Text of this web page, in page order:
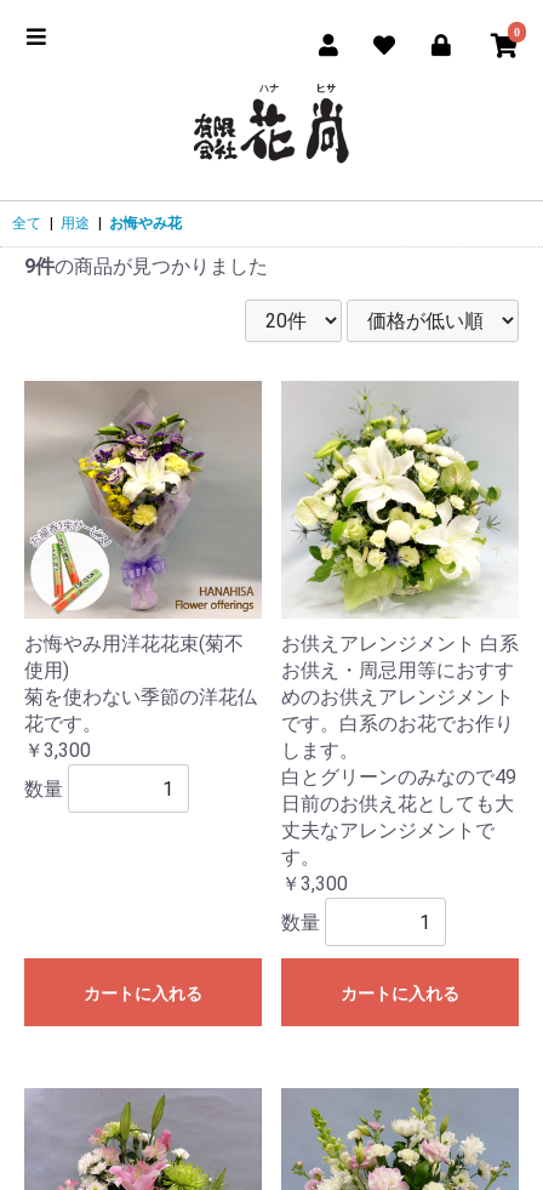
0
全て 用途 お悔やみ花
9件の商品が見つかりました
お悔やみ用洋花花束(菊不
使用)
菊を使わない季節の洋花仏
花です。
￥3,300
数量
カートに入れる
お供えアレンジメント 白系
お供え・周忌用等におすす
めのお供えアレンジメント
です。白系のお花でお作り
します。
白とグリーンのみなので49
日前のお供え花としても大
丈夫なアレンジメントで
す。
￥3,300
数量
カートに入れる